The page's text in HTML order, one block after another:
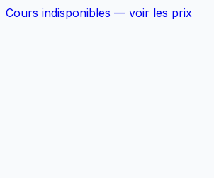
Cours indisponibles — voir les prix